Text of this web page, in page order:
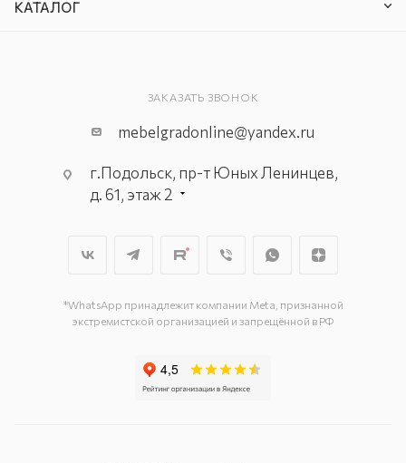
КАТАЛОГ
ЗАКАЗАТЬ ЗВОНОК
mebelgradonline@yandex.ru
г.Подольск, пр-т Юных Ленинцев,
д. 61, этаж 2
г. Подольск, ул. Станционная, д. 11
*WhatsApp принадлежит компании Meta, признанной
экстремистской организацией и запрещённой в РФ